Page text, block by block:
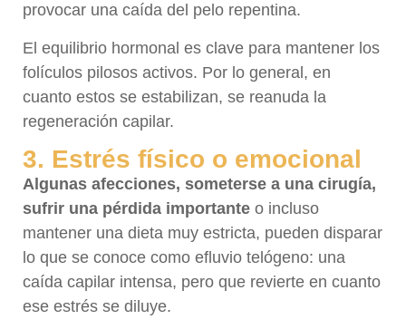
provocar una caída del pelo repentina.
El equilibrio hormonal es clave para mantener los
folículos pilosos activos. Por lo general, en
cuanto estos se estabilizan, se reanuda la
regeneración capilar.
3. Estrés físico o emocional
Algunas afecciones, someterse a una cirugía,
sufrir una pérdida importante o incluso
mantener una dieta muy estricta, pueden disparar
lo que se conoce como efluvio telógeno: una
caída capilar intensa, pero que revierte en cuanto
ese estrés se diluye.